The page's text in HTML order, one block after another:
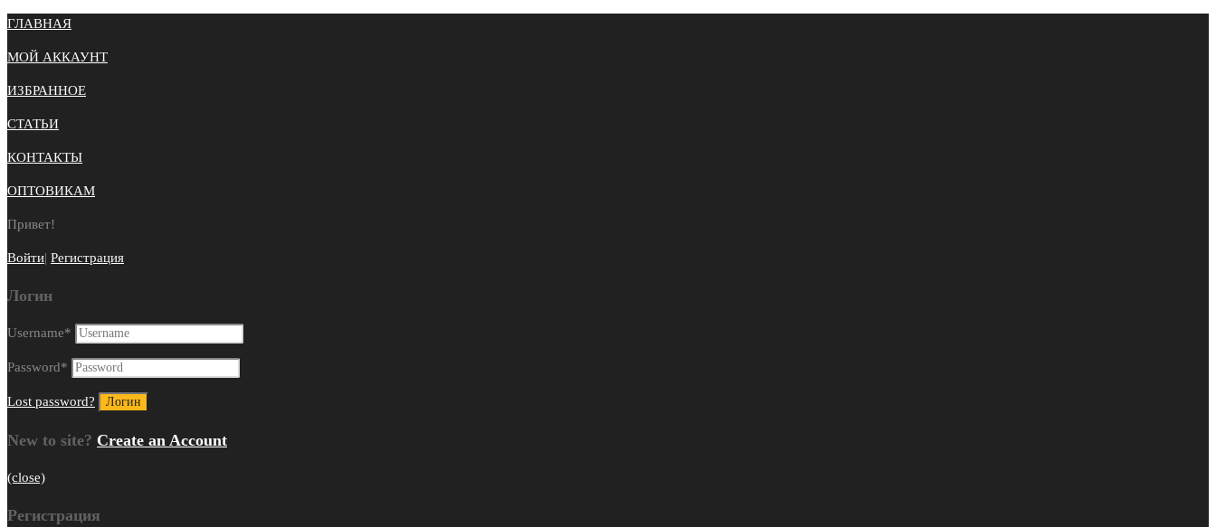
ГЛАВНАЯ
МОЙ АККАУНТ
ИЗБРАННОЕ
СТАТЬИ
КОНТАКТЫ
ОПТОВИКАМ
Привет!
Войти| Регистрация
Логин
Username*
Password*
Lost password?
New to site? Create an Account
(close)
Регистрация